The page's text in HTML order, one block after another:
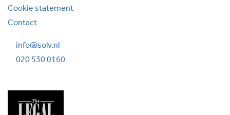
Cookie statement
Contact
info@solv.nl
020 530 0160